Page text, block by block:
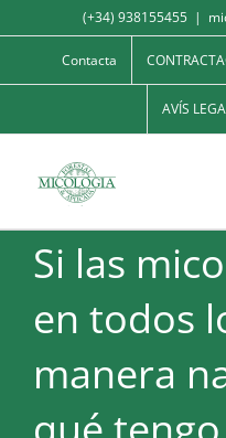
to
content
(+34) 938155455 |
Contacta
AVÍS
Si las
en todos
manera